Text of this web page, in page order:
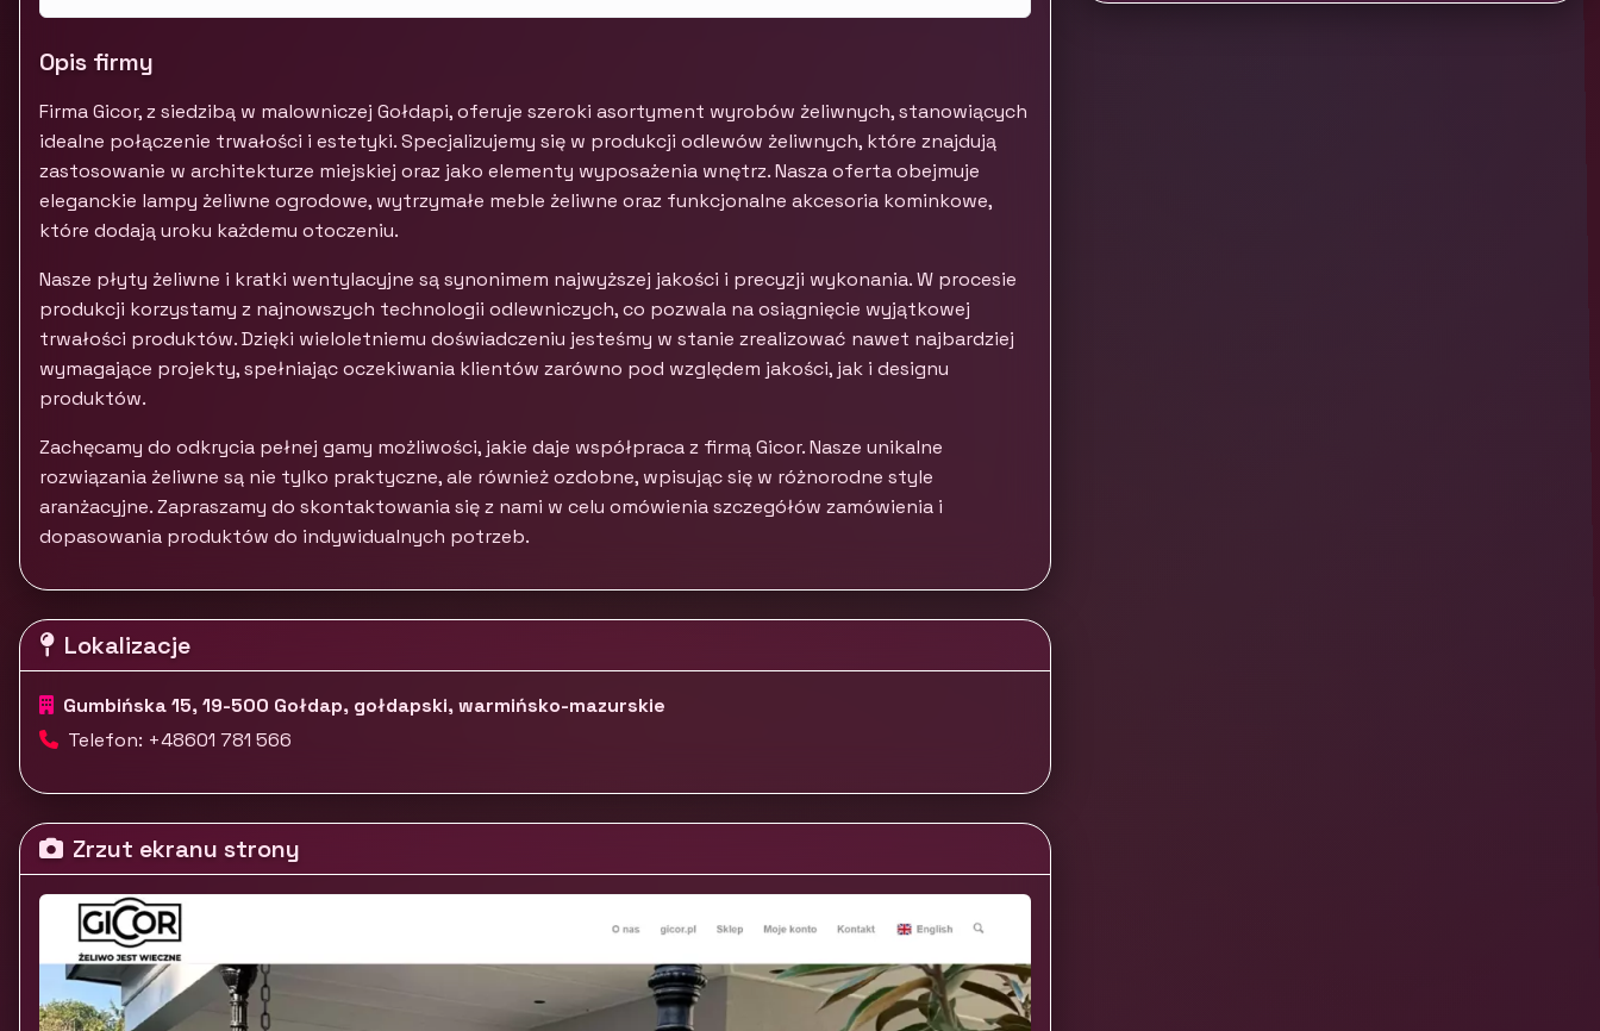
Opis firmy
Firma Gicor, z siedzibą w malowniczej Gołdapi, oferuje szeroki asortyment wyrobów żeliwnych, stanowiących
idealne połączenie trwałości i estetyki. Specjalizujemy się w produkcji odlewów żeliwnych, które znajdują
zastosowanie w architekturze miejskiej oraz jako elementy wyposażenia wnętrz. Nasza oferta obejmuje
eleganckie lampy żeliwne ogrodowe, wytrzymałe meble żeliwne oraz funkcjonalne akcesoria kominkowe,
które dodają uroku każdemu otoczeniu.
Nasze płyty żeliwne i kratki wentylacyjne są synonimem najwyższej jakości i precyzji wykonania. W procesie
produkcji korzystamy z najnowszych technologii odlewniczych, co pozwala na osiągnięcie wyjątkowej
trwałości produktów. Dzięki wieloletniemu doświadczeniu jesteśmy w stanie zrealizować nawet najbardziej
wymagające projekty, spełniając oczekiwania klientów zarówno pod względem jakości, jak i designu
produktów.
Zachęcamy do odkrycia pełnej gamy możliwości, jakie daje współpraca z firmą Gicor. Nasze unikalne
rozwiązania żeliwne są nie tylko praktyczne, ale również ozdobne, wpisując się w różnorodne style
aranżacyjne. Zapraszamy do skontaktowania się z nami w celu omówienia szczegółów zamówienia i
dopasowania produktów do indywidualnych potrzeb.
Lokalizacje
Gumbińska 15, 19-500 Gołdap, gołdapski, warmińsko-mazurskie
Telefon: +48601 781 566
Zrzut ekranu strony